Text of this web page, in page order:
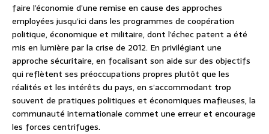
faire l’économie d’une remise en cause des approches
employées jusqu’ici dans les programmes de coopération
politique, économique et militaire, dont l’échec patent a été
mis en lumière par la crise de 2012. En privilégiant une
approche sécuritaire, en focalisant son aide sur des objectifs
qui reflètent ses préoccupations propres plutôt que les
réalités et les intérêts du pays, en s’accommodant trop
souvent de pratiques politiques et économiques mafieuses, la
communauté internationale commet une erreur et encourage
les forces centrifuges.